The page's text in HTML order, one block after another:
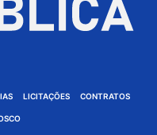
LICITAÇÕES CONTRATOS